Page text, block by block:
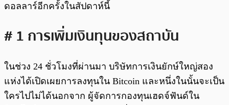
ดอลลาร์อีกครั้งในสัปดาห์นี้
# 1 การเพิ่มเงินทุนของสถาบัน
ในช่วง 24 ชั่วโมงที่ผ่านมา บริษัทการเงินยักษ์ใหญ่สอง
แห่งได้เปิดเผยการลงทุนใน Bitcoin และหนึ่งในนั้นจะเป็น
ใครไปไม่ได้นอกจาก ผู้จัดการกองทุนเฮดจ์ฟันด์ใน